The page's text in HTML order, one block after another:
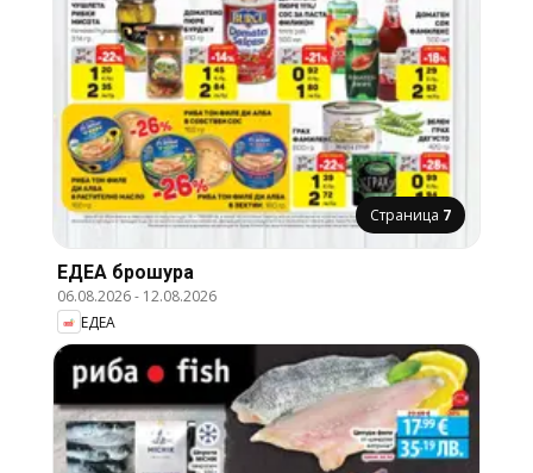
Страница 7
ЕДЕА брошура
06.08.2026- 12.08.2026
ЕДЕА